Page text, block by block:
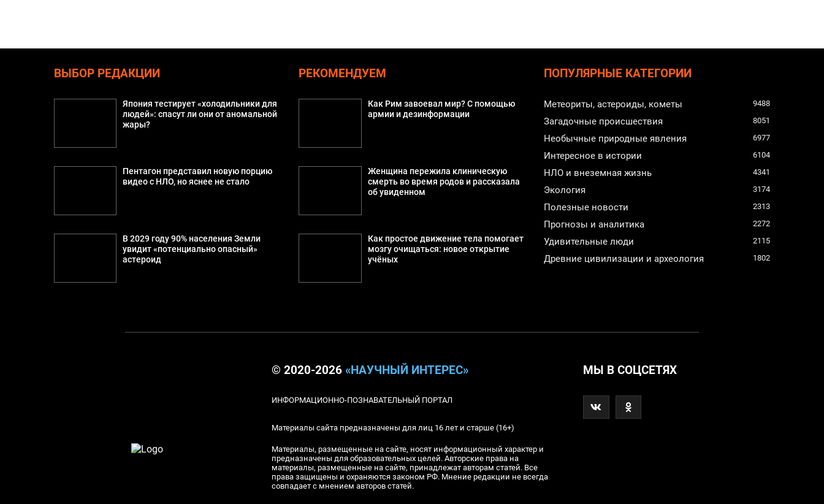
ВЫБОР РЕДАКЦИИ
Япония тестирует «холодильники для
людей»: спасут ли они от аномальной
жары?
Пентагон представил новую порцию
видео с НЛО, но яснее не стало
В 2029 году 90% населения Земли
увидит «потенциально опасный»
астероид
РЕКОМЕНДУЕМ
Как Рим завоевал мир? С помощью
армии и дезинформации
Женщина пережила клиническую
смерть во время родов и рассказала
об увиденном
Как простое движение тела помогает
мозгу очищаться: новое открытие
учёных
ПОПУЛЯРНЫЕ КАТЕГОРИИ
Метеориты, астероиды, кометы 9488
Загадочные происшествия 8051
Необычные природные явления 6977
Интересное в истории 6104
НЛО и внеземная жизнь 4341
Экология 3174
Полезные новости 2313
Прогнозы и аналитика 2272
Удивительные люди 2115
Древние цивилизации и археология 1802
© 2020-2026 «НАУЧНЫЙ ИНТЕРЕС»
ИНФОРМАЦИОННО-ПОЗНАВАТЕЛЬНЫЙ ПОРТАЛ
Материалы сайта предназначены для лиц 16 лет и старше (16+)
Материалы, размещенные на сайте, носят информационный характер и
предназначены для образовательных целей. Авторские права на
материалы, размещенные на сайте, принадлежат авторам статей. Все
права защищены и охраняются законом РФ. Мнение редакции не всегда
совпадает с мнением авторов статей.
МЫ В СОЦСЕТЯХ